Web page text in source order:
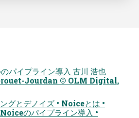
パイプライン導入 古川 浩也
Jourdan © OLM Digital,
グとデノイズ • Noiceとは •
のパイプライン導入 •